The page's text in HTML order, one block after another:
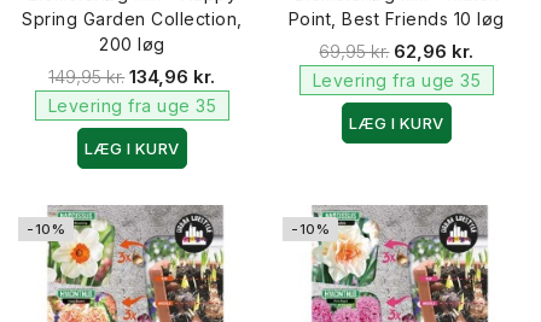
Spring Garden Collection,
200 løg
149,95 kr. 134,96 kr.
Levering fra uge 35
LÆG I KURV
Point, Best Friends 10 løg
69,95 kr. 62,96 kr.
Levering fra uge 35
LÆG I KURV
-10% -10%